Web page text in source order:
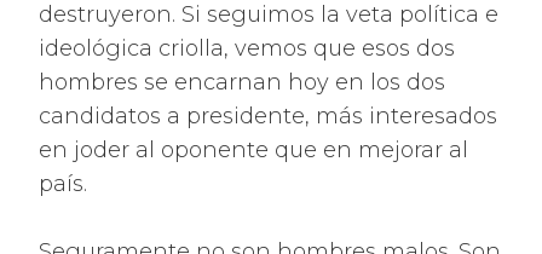
destruyeron. Si seguimos la veta política e
ideológica criolla, vemos que esos dos
hombres se encarnan hoy en los dos
candidatos a presidente, más interesados
en joder al oponente que en mejorar al
país.